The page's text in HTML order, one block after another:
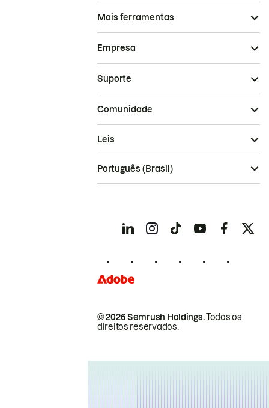
Mais ferramentas
Empresa
Suporte
Comunidade
© 2026 Semrush Holdings.Todos os
direitos reservados.
Leis
Português (Brasil)